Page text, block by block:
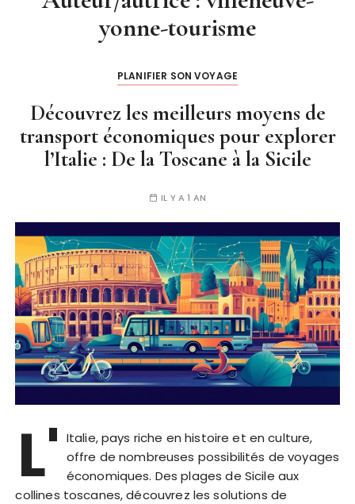
yonne-tourisme
PLANIFIER SON VOYAGE
Découvrez les meilleurs moyens de
transport économiques pour explorer
l’Italie : De la Toscane à la Sicile
IL Y A 1 AN
L' Italie, pays riche en histoire et en culture,
offre de nombreuses possibilités de voyages
économiques. Des plages de Sicile aux
collines toscanes, découvrez les solutions de